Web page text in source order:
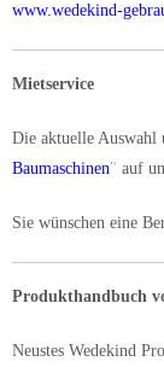
www.wedekind-
Mietservice
Die aktuelle Auswahl
Baumaschinen" auf
Sie wünschen eine
Produkthandbuch
Neustes Wedekind